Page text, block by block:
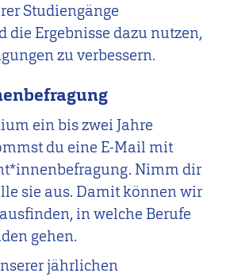
Studiengänge
Ergebnisse dazu nutzen,
zu verbessern.
ein bis zwei Jahre
du eine E-Mail mit
Nimm dir
sie aus. Damit können wir
in welche Berufe
gehen.
jährlichen